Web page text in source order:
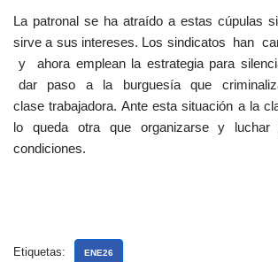
La patronal se ha atraído a estas cúpulas
sirve a sus intereses. Los sindicatos han
y ahora emplean la estrategia para
dar paso a la burguesía que
clase trabajadora. Ante esta situación a la
lo queda otra que organizarse y luchar
condiciones.
Etiquetas: ENE26